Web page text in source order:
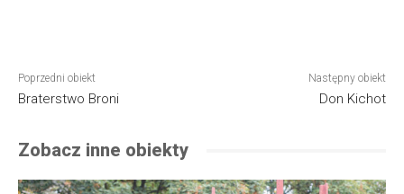
Poprzedni obiekt
Braterstwo Broni
Następny obiekt
Don Kichot
Zobacz inne obiekty